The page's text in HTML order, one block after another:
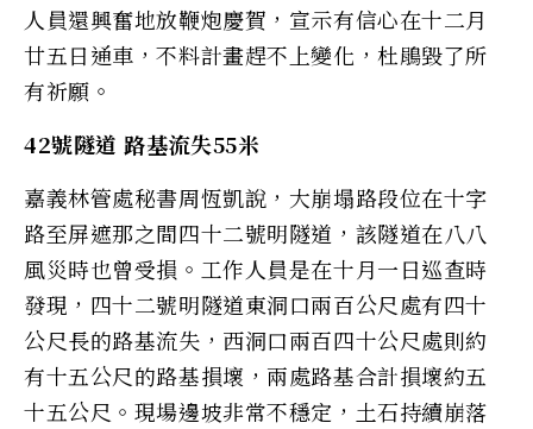
人員還興奮地放鞭炮慶賀，宣示有信心在十二月
廿五日通車，不料計畫趕不上變化，杜鵑毀了所
有祈願。
42號隧道 路基流失55米
嘉義林管處秘書周恆凱說，大崩塌路段位在十字
路至屏遮那之間四十二號明隧道，該隧道在八八
風災時也曾受損。工作人員是在十月一日巡查時
發現，四十二號明隧道東洞口兩百公尺處有四十
公尺長的路基流失，西洞口兩百四十公尺處則約
有十五公尺的路基損壞，兩處路基合計損壞約五
十五公尺。現場邊坡非常不穩定，土石持續崩落